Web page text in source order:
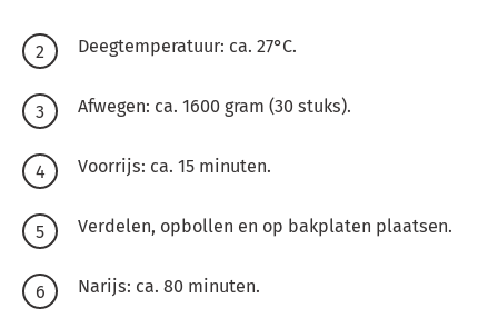
Deegtemperatuur: ca. 27°C.
Afwegen: ca. 1600 gram (30 stuks).
Voorrijs: ca. 15 minuten.
Verdelen, opbollen en op bakplaten plaatsen.
Narijs: ca. 80 minuten.